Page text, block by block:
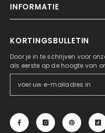
INFORMATIE
KORTINGSBULLETIN
Door je in te schrijven voor
als eerste op de hoogte van